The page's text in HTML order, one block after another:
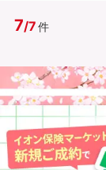
7/7件